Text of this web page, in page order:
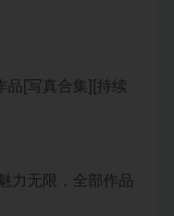
品[写真合集][持续
力无限，全部作品